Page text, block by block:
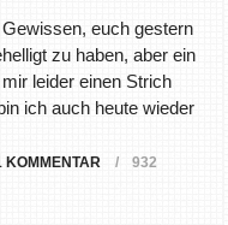
euch gestern
zu haben, aber ein
leider einen Strich
ich auch heute wieder
KOMMENTAR
932